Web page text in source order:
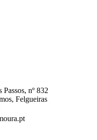
nº 832
Felgueiras